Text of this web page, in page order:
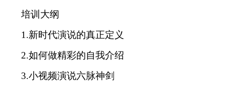
培训大纲
1.新时代演说的真正定义
2.如何做精彩的自我介绍
3.小视频演说六脉神剑